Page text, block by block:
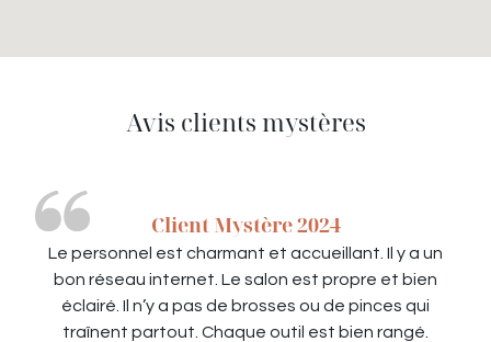
Avis clients mystères
Client Mystère 2024
Le personnel est charmant et accueillant. Il y a un
bon réseau internet. Le salon est propre et bien
éclairé. Il n’y a pas de brosses ou de pinces qui
traînent partout. Chaque outil est bien rangé.